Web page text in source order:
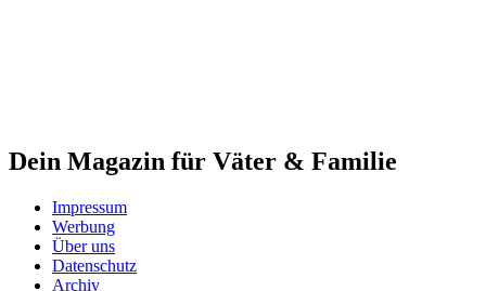
Dein Magazin für Väter & Familie
Impressum
Werbung
Über uns
Datenschutz
Archiv